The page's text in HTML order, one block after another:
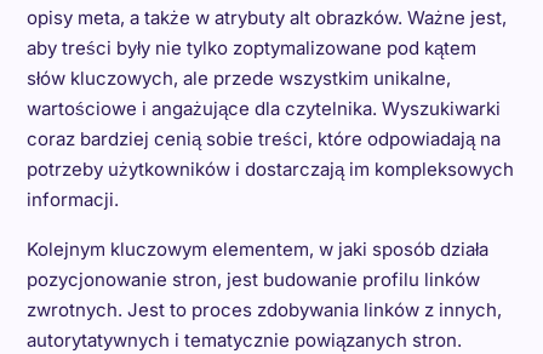
opisy meta, a także w atrybuty alt obrazków. Ważne jest,
aby treści były nie tylko zoptymalizowane pod kątem
słów kluczowych, ale przede wszystkim unikalne,
wartościowe i angażujące dla czytelnika. Wyszukiwarki
coraz bardziej cenią sobie treści, które odpowiadają na
potrzeby użytkowników i dostarczają im kompleksowych
informacji.
Kolejnym kluczowym elementem, w jaki sposób działa
pozycjonowanie stron, jest budowanie profilu linków
zwrotnych. Jest to proces zdobywania linków z innych,
autorytatywnych i tematycznie powiązanych stron.